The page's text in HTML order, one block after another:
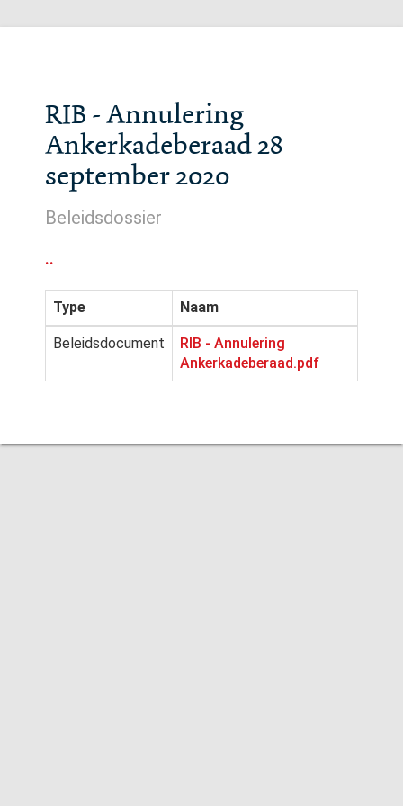
RIB - Annulering
Ankerkadeberaad 28
september 2020
Beleidsdossier
..
Type Naam
Beleidsdocument
RIB - Annulering
Ankerkadeberaad.pdf